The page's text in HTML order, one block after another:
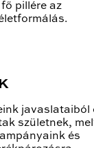
pillére az
javaslataiból
születnek,
és